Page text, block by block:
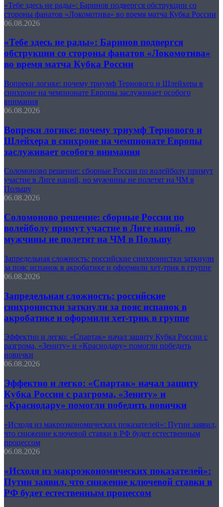
«Тебе здесь не рады»: Баринов подвергся обструкции со
стороны фанатов «Локомотива» во время матча Кубка России
06.08.2026
«Тебе здесь не рады»: Баринов подвергся
обструкции со стороны фанатов «Локомотива»
во время матча Кубка России
Вопреки логике: почему триумф Тернового и Шлейхера в
синхроне на чемпионате Европы заслуживает особого
внимания
06.08.2026
Вопреки логике: почему триумф Тернового и
Шлейхера в синхроне на чемпионате Европы
заслуживает особого внимания
Соломоново решение: сборные России по волейболу примут
участие в Лиге наций, но мужчины не полетят на ЧМ в
Польшу
06.08.2026
Соломоново решение: сборные России по
волейболу примут участие в Лиге наций, но
мужчины не полетят на ЧМ в Польшу
Запредельная сложность: российские синхронистки заткнули
за пояс испанок в акробатике и оформили хет-трик в группе
06.08.2026
Запредельная сложность: российские
синхронистки заткнули за пояс испанок в
акробатике и оформили хет-трик в группе
Эффектно и легко: «Спартак» начал защиту Кубка России с
разгрома, «Зениту» и «Краснодару» помогли победить
новички
06.08.2026
Эффектно и легко: «Спартак» начал защиту
Кубка России с разгрома, «Зениту» и
«Краснодару» помогли победить новички
«Исходя из макроэкономических показателей»: Путин заявил,
что снижение ключевой ставки в РФ будет естественным
процессом
06.08.2026
«Исходя из макроэкономических показателей»:
Путин заявил, что снижение ключевой ставки в
РФ будет естественным процессом